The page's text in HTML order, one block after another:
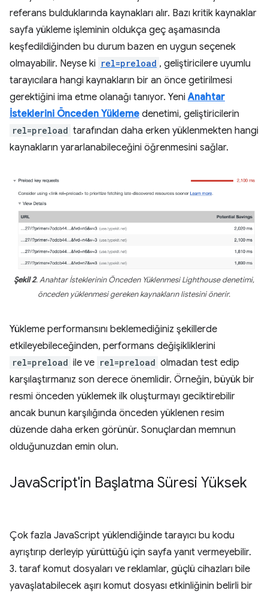
referans bulduklarında kaynakları alır. Bazı kritik kaynaklar
sayfa yükleme işleminin oldukça geç aşamasında
keşfedildiğinden bu durum bazen en uygun seçenek
olmayabilir. Neyse ki rel=preload , geliştiricilere uyumlu
tarayıcılara hangi kaynakların bir an önce getirilmesi
gerektiğini ima etme olanağı tanıyor. YeniAnahtar
İsteklerini Önceden Yükleme denetimi, geliştiricilerin
rel=preload tarafından daha erken yüklenmekten hangi
kaynakların yararlanabileceğini öğrenmesini sağlar.
Şekil 2. Anahtar İsteklerinin Önceden Yüklenmesi Lighthouse denetimi,
önceden yüklenmesi gereken kaynakların listesini önerir.
Yükleme performansını beklemediğiniz şekillerde
etkileyebileceğinden, performans değişikliklerini
rel=preload ile ve rel=preload olmadan test edip
karşılaştırmanız son derece önemlidir. Örneğin, büyük bir
resmi önceden yüklemek ilk oluşturmayı geciktirebilir
ancak bunun karşılığında önceden yüklenen resim
düzende daha erken görünür. Sonuçlardan memnun
olduğunuzdan emin olun.
JavaScript'in Başlatma Süresi Yüksek
Çok fazla JavaScript yüklendiğinde tarayıcı bu kodu
ayrıştırıp derleyip yürüttüğü için sayfa yanıt vermeyebilir.
3. taraf komut dosyaları ve reklamlar, güçlü cihazları bile
yavaşlatabilecek aşırı komut dosyası etkinliğinin belirli bir